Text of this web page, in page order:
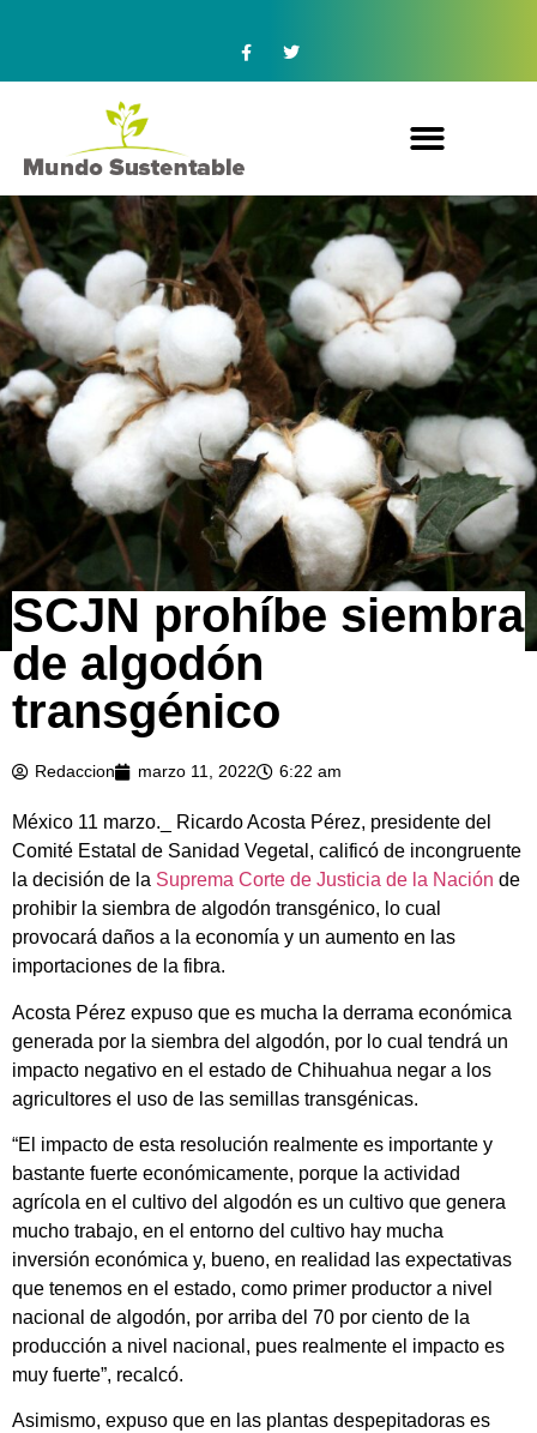
SCJN prohíbe siembra
de algodón
transgénico
Redaccion marzo 11, 2022 6:22 am
México 11 marzo._ Ricardo Acosta Pérez, presidente del
Comité Estatal de Sanidad Vegetal, calificó de incongruente
la decisión de la Suprema Corte de Justicia de la Nación de
prohibir la siembra de algodón transgénico, lo cual
provocará daños a la economía y un aumento en las
importaciones de la fibra.
Acosta Pérez expuso que es mucha la derrama económica
generada por la siembra del algodón, por lo cual tendrá un
impacto negativo en el estado de Chihuahua negar a los
agricultores el uso de las semillas transgénicas.
“El impacto de esta resolución realmente es importante y
bastante fuerte económicamente, porque la actividad
agrícola en el cultivo del algodón es un cultivo que genera
mucho trabajo, en el entorno del cultivo hay mucha
inversión económica y, bueno, en realidad las expectativas
que tenemos en el estado, como primer productor a nivel
nacional de algodón, por arriba del 70 por ciento de la
producción a nivel nacional, pues realmente el impacto es
muy fuerte”, recalcó.
Asimismo, expuso que en las plantas despepitadoras es